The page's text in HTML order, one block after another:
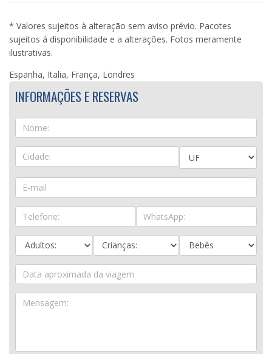
* Valores sujeitos à alteração sem aviso prévio. Pacotes
sujeitos á disponibilidade e a alterações. Fotos meramente
ilustrativas.
Espanha, Italia, França, Londres
INFORMAÇÕES E RESERVAS